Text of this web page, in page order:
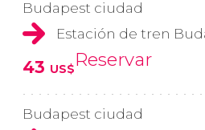
Budapest ciudad
Estación de tren
43 US$Reservar
Budapest ciudad